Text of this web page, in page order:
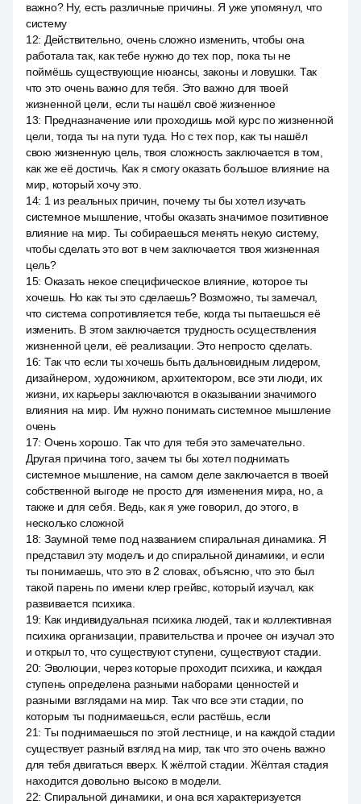
важно? Ну, есть различные причины. Я уже упомянул, что
систему
12: Действительно, очень сложно изменить, чтобы она
работала так, как тебе нужно до тех пор, пока ты не
поймёшь существующие нюансы, законы и ловушки. Так
что это очень важно для тебя. Это важно для твоей
жизненной цели, если ты нашёл своё жизненное
13: Предназначение или проходишь мой курс по жизненной
цели, тогда ты на пути туда. Но с тех пор, как ты нашёл
свою жизненную цель, твоя сложность заключается в том,
как же её достичь. Как я смогу оказать большое влияние на
мир, который хочу это.
14: 1 из реальных причин, почему ты бы хотел изучать
системное мышление, чтобы оказать значимое позитивное
влияние на мир. Ты собираешься менять некую систему,
чтобы сделать это вот в чем заключается твоя жизненная
цель?
15: Оказать некое специфическое влияние, которое ты
хочешь. Но как ты это сделаешь? Возможно, ты замечал,
что система сопротивляется тебе, когда ты пытаешься её
изменить. В этом заключается трудность осуществления
жизненной цели, её реализации. Это непросто сделать.
16: Так что если ты хочешь быть дальновидным лидером,
дизайнером, художником, архитектором, все эти люди, их
жизни, их карьеры заключаются в оказывании значимого
влияния на мир. Им нужно понимать системное мышление
очень
17: Очень хорошо. Так что для тебя это замечательно.
Другая причина того, зачем ты бы хотел поднимать
системное мышление, на самом деле заключается в твоей
собственной выгоде не просто для изменения мира, но, а
также и для себя. Ведь, как я уже говорил, до этого, в
несколько сложной
18: Заумной теме под названием спиральная динамика. Я
представил эту модель и до спиральной динамики, и если
ты понимаешь, что это в 2 словах, объясню, что это был
такой парень по имени клер грейвс, который изучал, как
развивается психика.
19: Как индивидуальная психика людей, так и коллективная
психика организации, правительства и прочее он изучал это
и открыл то, что существуют ступени, существуют стадии.
20: Эволюции, через которые проходит психика, и каждая
ступень определена разными наборами ценностей и
разными взглядами на мир. Так что все эти стадии, по
которым ты поднимаешься, если растёшь, если
21: Ты поднимаешься по этой лестнице, и на каждой стадии
существует разный взгляд на мир, так что это очень важно
для тебя двигаться вверх. К жёлтой стадии. Жёлтая стадия
находится довольно высоко в модели.
22: Спиральной динамики, и она вся характеризуется